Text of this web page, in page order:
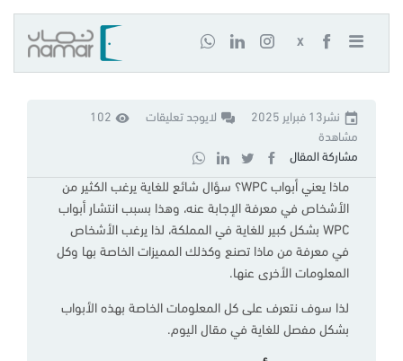
X
نشر13 فبراير 2025 لايوجد تعليقات
102
مشاهدة
مشاركة المقال
ماذا يعني أبواب WPC؟ سؤال شائع للغاية يرغب الكثير من
الأشخاص في معرفة الإجابة عنه، وهذا بسبب انتشار أبواب
WPC بشكل كبير للغاية في المملكة، لذا يرغب الأشخاص
في معرفة من ماذا تصنع وكذلك المميزات الخاصة بها وكل
المعلومات الأخرى عنها.
لذا سوف نتعرف على كل المعلومات الخاصة بهذه الأبواب
بشكل مفصل للغاية في مقال اليوم.